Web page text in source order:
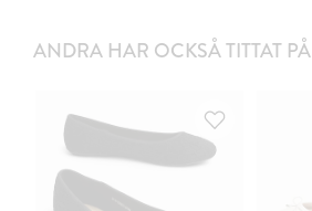
ANDRA HAR OCKSÅ TITTAT PÅ